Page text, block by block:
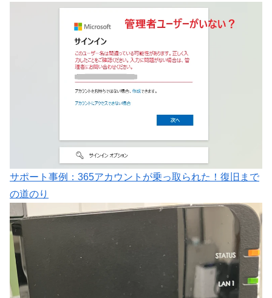
サポート事例：365アカウントが乗っ取られた！復旧まで
の道のり